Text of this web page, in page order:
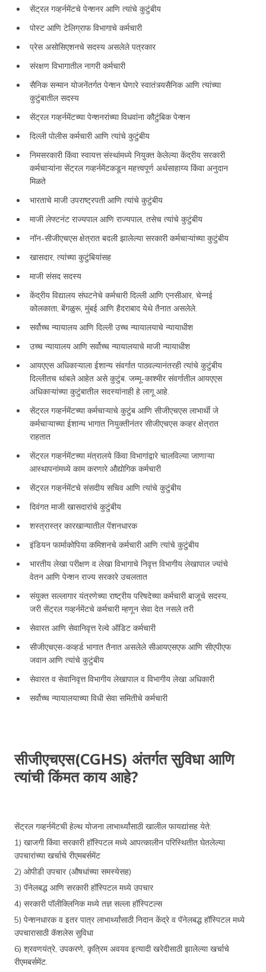
सेंट्रल गव्हर्नमेंटचे पेन्शनर आणि त्यांचे कुटुंबीय
पोस्ट आणि टेलिग्राफ विभागाचे कर्मचारी
प्रेस असोसिएशनचे सदस्य असलेले पत्रकार
संरक्षण विभागातील नागरी कर्मचारी
सैनिक सन्मान योजनेंतर्गत पेन्शन घेणारे स्वातंत्र्यसैनिक आणि त्यांच्या
कुटुंबातील सदस्य
सेंट्रल गव्हर्नमेंटच्या पेन्शनरांच्या विधवांना कौटुंबिक पेन्शन
दिल्ली पोलीस कर्मचारी आणि त्यांचे कुटुंबीय
निमसरकारी किंवा स्वायत्त संस्थांमध्ये नियुक्त केलेल्या केंद्रीय सरकारी
कर्मचाऱ्यांना सेंट्रल गव्हर्नमेंटकडून महत्त्वपूर्ण अर्थसाहाय्य किंवा अनुदान
मिळते
भारताचे माजी उपराष्ट्रपती आणि त्यांचे कुटुंबीय
माजी लेफ्टनंट राज्यपाल आणि राज्यपाल, तसेच त्यांचे कुटुंबीय
नॉन-सीजीएचएस क्षेत्रात बदली झालेल्या सरकारी कर्मचाऱ्यांच्या कुटुंबीय
खासदार, त्यांच्या कुटुंबियांसह
माजी संसद सदस्य
केंद्रीय विद्यालय संघटनेचे कर्मचारी दिल्ली आणि एनसीआर, चेन्नई
कोलकाता, बेंगळुरू, मुंबई आणि हैदराबाद येथे तैनात असलेले.
सर्वोच्च न्यायालय आणि दिल्ली उच्च न्यायालयाचे न्यायाधीश
उच्च न्यायालय आणि सर्वोच्च न्यायालयाचे माजी न्यायाधीश
आयएएस अधिकाऱ्याला ईशान्य संवर्गात पाठवल्यानंतरही त्यांचे कुटुंबीय
दिल्लीतच थांबले आहेत असे कुटुंब. जम्मू-काश्मीर संवर्गातील आयएएस
अधिकाऱ्यांच्या कुटुंबातील सदस्यांनाही हे लागू आहे.
सेंट्रल गव्हर्नमेंटच्या कर्मचाऱ्याचे कुटुंब आणि सीजीएचएस लाभार्थी जे
कर्मचाऱ्याच्या ईशान्य भागात नियुक्तीनंतर सीजीएचएस कव्हर क्षेत्रात
राहतात
सेंट्रल गव्हर्नमेंटच्या मंत्रालये किंवा विभागांद्वारे चालविल्या जाणाऱ्या
आस्थापनांमध्ये काम करणारे औद्योगिक कर्मचारी
सेंट्रल गव्हर्नमेंटचे संसदीय सचिव आणि त्यांचे कुटुंबीय
दिवंगत माजी खासदारांचे कुटुंबीय
शस्त्रास्त्र कारखान्यातील पेंशनधारक
इंडियन फार्माकोपिया कमिशनचे कर्मचारी आणि त्यांचे कुटुंबीय
भारतीय लेखा परीक्षण व लेखा विभागाचे निवृत्त विभागीय लेखापाल ज्यांचे
वेतन आणि पेन्शन राज्य सरकारे उचलतात
संयुक्त सल्लागार यंत्रणेच्या राष्ट्रीय परिषदेच्या कर्मचारी बाजूचे सदस्य,
जरी सेंट्रल गव्हर्नमेंटचे कर्मचारी म्हणून सेवा देत नसले तरी
सेवारत आणि सेवानिवृत्त रेल्वे ऑडिट कर्मचारी
सीजीएचएस-कव्हर्ड भागात तैनात असलेले सीआयएसएफ आणि सीएपीएफ
जवान आणि त्यांचे कुटुंबीय
सेवारत व सेवानिवृत्त विभागीय लेखापाल व विभागीय लेखा अधिकारी
सर्वोच्च न्यायालयाच्या विधी सेवा समितीचे कर्मचारी
सीजीएचएस(CGHS) अंतर्गत सुविधा आणि
त्यांची किंमत काय आहे?
सेंट्रल गव्हर्नमेंटची हेल्थ योजना लाभार्थ्यांसाठी खालील फायद्यांसह येते:
1) खाजगी किंवा सरकारी हॉस्पिटल मध्ये आपत्कालीन परिस्थितीत घेतलेल्या
उपचारांच्या खर्चाचे रीएमबर्समेंट
2) ओपीडी उपचार (औषधांच्या समस्येसह)
3) पॅनेलबद्ध आणि सरकारी हॉस्पिटल मध्ये उपचार
4) सरकारी पॉलीक्लिनिक मध्ये तज्ञ सल्ला हॉस्पिटल्स
5) पेन्शनधारक व इतर पात्र लाभार्थ्यांसाठी निदान केंद्रे व पॅनेलबद्ध हॉस्पिटल मध्ये
उपचारासाठी कॅशलेस सुविधा
6) श्रवणयंत्रे, उपकरणे, कृत्रिम अवयव इत्यादी खरेदीसाठी झालेल्या खर्चाचे
रीएमबर्समेंट.